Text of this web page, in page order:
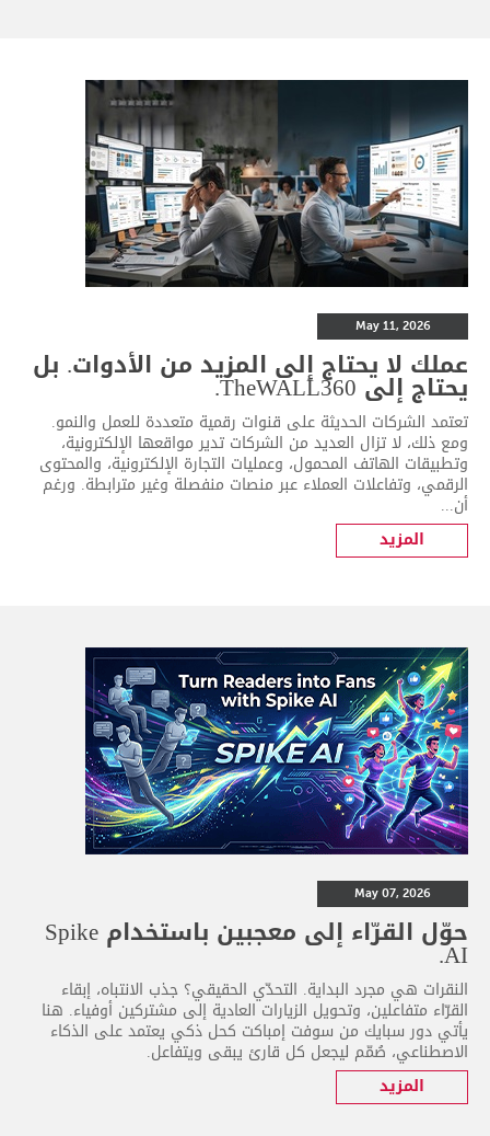
May 11, 2026
عملك لا يحتاج إلى المزيد من الأدوات. بل
يحتاج إلى TheWALL360.
تعتمد الشركات الحديثة على قنوات رقمية متعددة للعمل والنمو.
ومع ذلك، لا تزال العديد من الشركات تدير مواقعها الإلكترونية،
وتطبيقات الهاتف المحمول، وعمليات التجارة الإلكترونية، والمحتوى
الرقمي، وتفاعلات العملاء عبر منصات منفصلة وغير مترابطة. ورغم
أن...
المزيد
May 07, 2026
حوّل القرّاء إلى معجبين باستخدام Spike
AI.
النقرات هي مجرد البداية. التحدّي الحقيقي؟ جذب الانتباه، إبقاء
القرّاء متفاعلين، وتحويل الزيارات العادية إلى مشتركين أوفياء. هنا
يأتي دور سبايك من سوفت إمباكت كحل ذكي يعتمد على الذكاء
الاصطناعي، صُمّم ليجعل كل قارئ يبقى ويتفاعل.
المزيد